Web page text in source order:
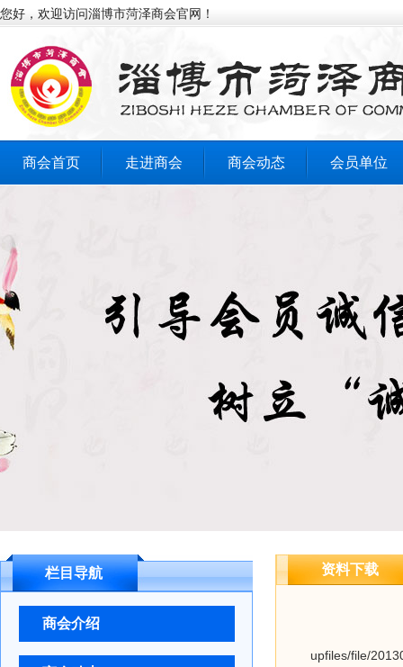
您好，欢迎访问淄博市菏泽商会官网！
商会首页 走进商会 商会动态 会员单位
栏目导航
商会介绍
资料下载
upfiles/file/